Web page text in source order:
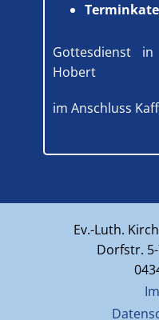
Gottesdienst
Hobert
im Anschluss
Ev.-Luth.
Dorfstr.